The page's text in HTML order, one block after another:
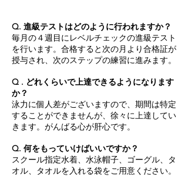
Q. 進級テストはどのように行われますか？
毎月の４週目にレベルチェックの進級テスト
を行います。合格すると次の月より合格証が
授与され、次のステップの練習に進みます。
Q . どれくらいで上達できるようになります
か？
泳力に個人差がございますので、期間は特定
することができませんが、徐々に上達してい
きます。がんばる心が肝心です。
Q. 何をもっていけばいいですか？
スクール指定水着、水泳帽子、ゴーグル、タ
オル、タオルを入れる袋をご用意ください。